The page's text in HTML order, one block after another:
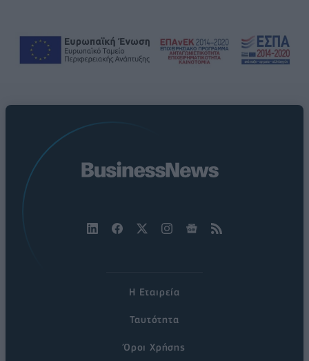
Η Εταιρεία
Ταυτότητα
Όροι Χρήσης